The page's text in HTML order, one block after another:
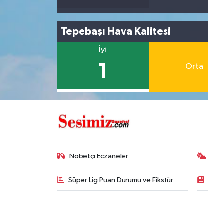
Tepebaşı Hava Kalitesi
İyi
1 Orta
Nöbetçi Eczaneler
Süper Lig Puan Durumu ve Fikstür